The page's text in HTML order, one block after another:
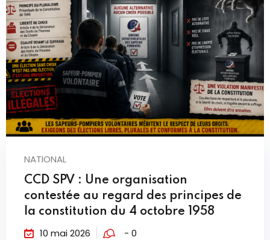
NATIONAL
CCD SPV : Une organisation
contestée au regard des principes de
la constitution du 4 octobre 1958
10 mai 2026 - 0